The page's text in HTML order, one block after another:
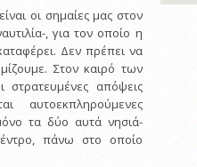
οι σημαίες μας στον
, για τον οποίο η
Δεν πρέπει να
Στον καιρό των
απόψεις
αυτοεκπληρούμενες
τα δύο αυτά νησιά-
πάνω στο οποίο